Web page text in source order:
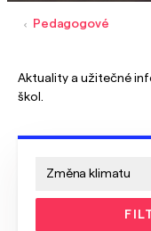
Pedagogové
Aktuality a užitečné
škol.